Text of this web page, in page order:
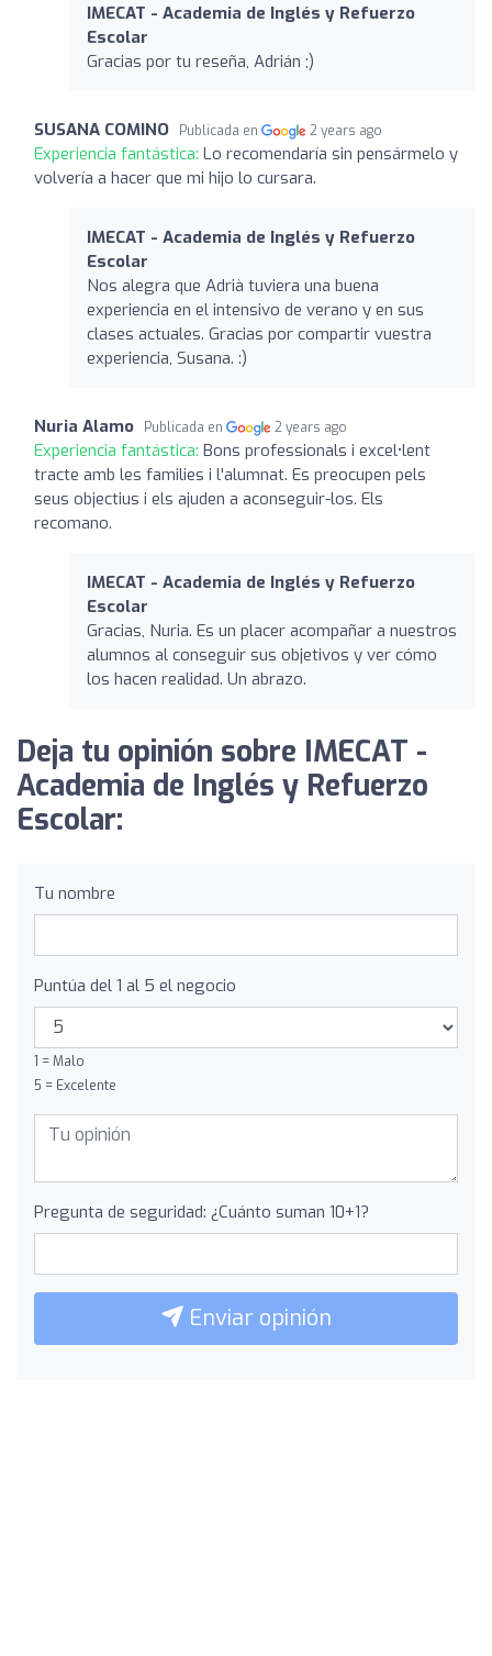
IMECAT - Academia de Inglés y Refuerzo
Escolar
Gracias por tu reseña, Adrián ;)
SUSANA COMINO Publicada en 2 years ago
Experiencia fantástica: Lo recomendaría sin pensármelo y
volvería a hacer que mi hijo lo cursara.
IMECAT - Academia de Inglés y Refuerzo
Escolar
Nos alegra que Adrià tuviera una buena
experiencia en el intensivo de verano y en sus
clases actuales. Gracias por compartir vuestra
experiencia, Susana. :)
Nuria Alamo Publicada en 2 years ago
Experiencia fantástica: Bons professionals i excel•lent
tracte amb les families i l'alumnat. Es preocupen pels
seus objectius i els ajuden a aconseguir-los. Els
recomano.
IMECAT - Academia de Inglés y Refuerzo
Escolar
Gracias, Nuria. Es un placer acompañar a nuestros
alumnos al conseguir sus objetivos y ver cómo
los hacen realidad. Un abrazo.
Deja tu opinión sobre IMECAT -
Academia de Inglés y Refuerzo
Escolar:
Tu nombre
Puntúa del 1 al 5 el negocio
1 = Malo
5 = Excelente
Pregunta de seguridad: ¿Cuánto suman 10+1?
Enviar opinión